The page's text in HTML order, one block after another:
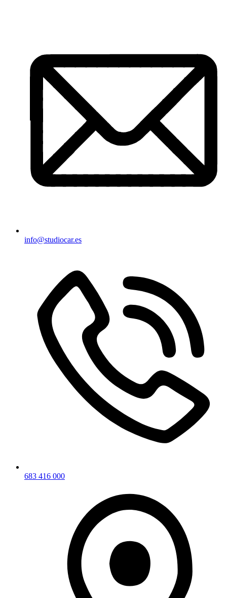
info@studiocar.es
683 416 000